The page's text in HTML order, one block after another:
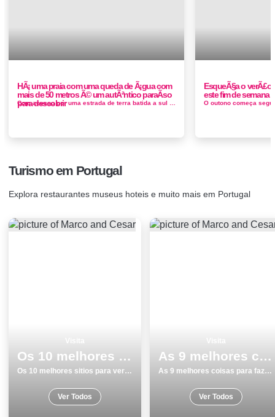
HÃ¡ uma praia com uma queda de Ã¡gua com
mais de 50 metros Ã© um autÃªntico paraÃ­so
para descobrir
EsqueÃ§a o verÃ£o
este fim de semana
Turismo em Portugal
Explora restaurantes museus hoteis e muito mais em Portugal
Os 10 melhores sitios para ver e visitar em Viana do Castelo
Os 10 melhores sitios para ver e visitar em Viana do Castelo
Ver Todos
As 9 melhores coisas para fazer e visitar na Ilha de SÃ£o Miguel
As 9 melhores coisas para fazer e visitar na Ilha de SÃ£o Miguel
Ver Todos